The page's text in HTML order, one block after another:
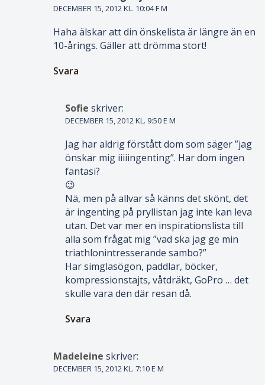
DECEMBER 15, 2012 KL. 10:04 F M
Haha älskar att din önskelista är längre än en
10-årings. Gäller att drömma stort!
Svara
Sofie skriver:
DECEMBER 15, 2012 KL. 9:50 E M
Jag har aldrig förstått dom som säger ”jag
önskar mig iiiiingenting”. Har dom ingen
fantasi?
😉
Nä, men på allvar så känns det skönt, det
är ingenting på pryllistan jag inte kan leva
utan. Det var mer en inspirationslista till
alla som frågat mig ”vad ska jag ge min
triathlonintresserande sambo?”
Har simglasögon, paddlar, böcker,
kompressionstajts, våtdräkt, GoPro … det
skulle vara den där resan då.
Svara
Madeleine skriver:
DECEMBER 15, 2012 KL. 7:10 E M